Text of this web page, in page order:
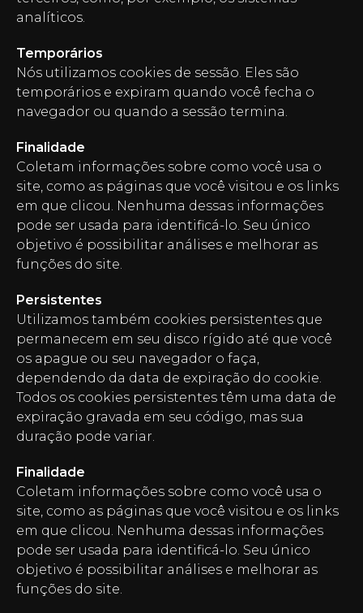
analíticos.
Temporários
Nós utilizamos cookies de sessão. Eles são
temporários e expiram quando você fecha o
navegador ou quando a sessão termina.
Finalidade
Coletam informações sobre como você usa o
site, como as páginas que você visitou e os links
em que clicou. Nenhuma dessas informações
pode ser usada para identificá-lo. Seu único
objetivo é possibilitar análises e melhorar as
funções do site.
Persistentes
Utilizamos também cookies persistentes que
permanecem em seu disco rígido até que você
os apague ou seu navegador o faça,
dependendo da data de expiração do cookie.
Todos os cookies persistentes têm uma data de
expiração gravada em seu código, mas sua
duração pode variar.
Finalidade
Coletam informações sobre como você usa o
site, como as páginas que você visitou e os links
em que clicou. Nenhuma dessas informações
pode ser usada para identificá-lo. Seu único
objetivo é possibilitar análises e melhorar as
funções do site.